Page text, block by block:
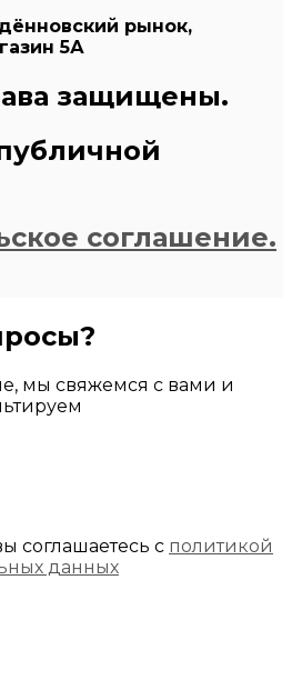
рынок,
5А
защищены.
соглашение.
мы свяжемся с вами и
соглашаетесь с политикой
данных